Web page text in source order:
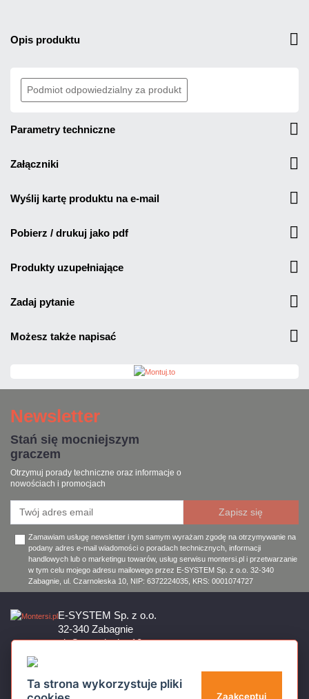
opis produktu
Podmiot odpowiedzialny za produkt
parametry techniczne
załączniki
wyślij kartę produktu na e-mail
pobierz / drukuj jako pdf
produkty uzupełniające
zadaj pytanie
możesz także napisać
Newsletter
Stań się mocniejszym
graczem
Otrzymuj porady techniczne oraz informacje o
nowościach i promocjach
Zamawiam usługę newsletter i tym samym wyrażam zgodę na otrzymywanie na
podany adres e-mail wiadomości o poradach technicznych, informacji
handlowych lub o marketingu towarów, usług serwisu montersi.pl i przetwarzanie
w tym celu mojego adresu mailowego przez E-SYSTEM Sp. z o.o. 32-340
Zabagnie, ul. Czarnoleska 10, NIP: 6372224035, KRS: 0001074727
E-SYSTEM Sp. z o.o.
32-340 Zabagnie
ul. Czarnoleska 10
sklep@montersi.pl
Ta strona wykorzystuje pliki
Zaakceptuj